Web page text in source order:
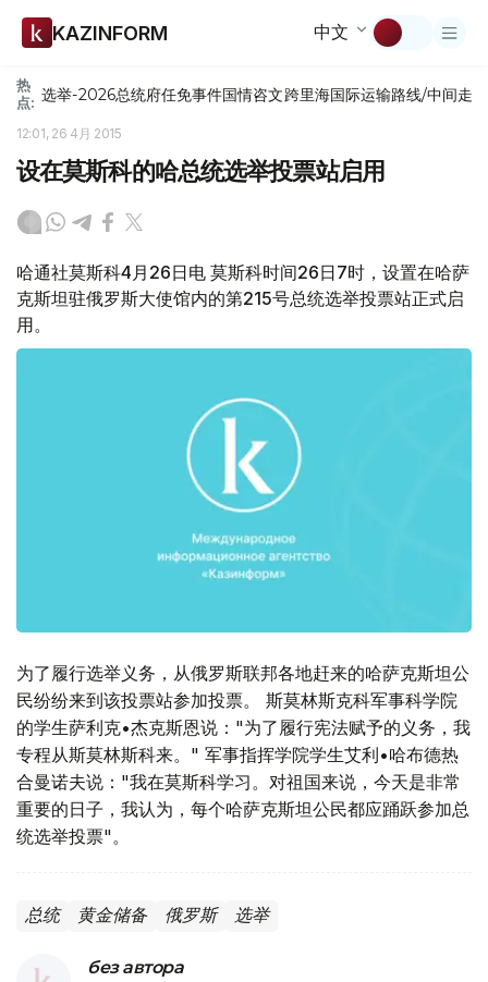
KAZINFORM 中文
热
点: 选举-2026总统府任免事件国情咨文跨里海国际运输路线/中间走廊
12:01, 26 4月 2015
设在莫斯科的哈总统选举投票站启用
哈通社莫斯科4月26日电 莫斯科时间26日7时，设置在哈萨
克斯坦驻俄罗斯大使馆内的第215号总统选举投票站正式启
用。
为了履行选举义务，从俄罗斯联邦各地赶来的哈萨克斯坦公
民纷纷来到该投票站参加投票。 斯莫林斯克科军事科学院
的学生萨利克•杰克斯恩说："为了履行宪法赋予的义务，我
专程从斯莫林斯科来。" 军事指挥学院学生艾利•哈布德热
合曼诺夫说："我在莫斯科学习。对祖国来说，今天是非常
重要的日子，我认为，每个哈萨克斯坦公民都应踊跃参加总
统选举投票"。
总统 黄金储备 俄罗斯 选举
без автора